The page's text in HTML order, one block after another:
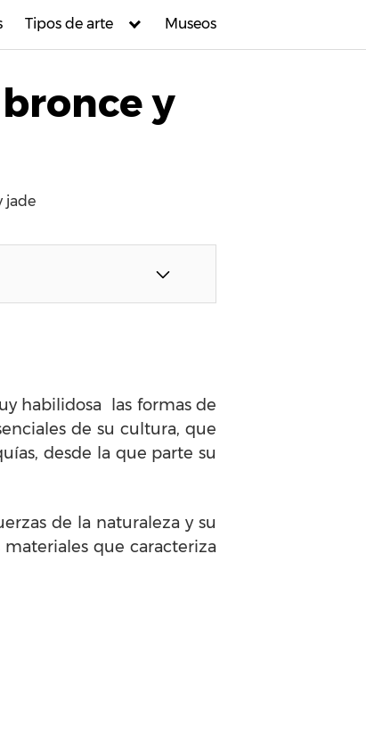
Tipos de arte Museos
y
jade
habilidosa las formas de
de su cultura, que
desde la que parte su
de la naturaleza y su
que caracteriza